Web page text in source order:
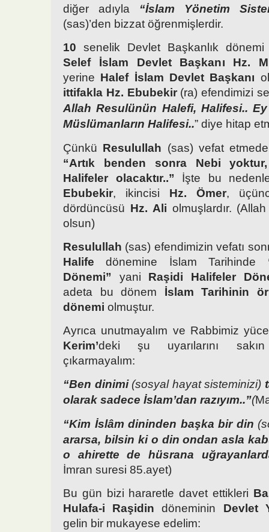
diğer adıyla
“İslam Yönetim
(sas)’den bizzat öğrenmişlerdir.
10 senelik Devlet Başkanlık
Selef İslam Devlet Başkanı Hz.
yerine Halef İslam Devlet Başkanı
ittifakla Hz. Ebubekir(ra) efendimizi
Allah Resulünün Halefi, Halifesi..
Müslümanların Halifesi..” diye hitap
Çünkü Resulullah (sas) vefat
“Artık benden sonra Nebi yoktur,
Halifeler olacaktır..” İşte bu
Ebubekir, ikincisi Hz. Ömer,
dördüncüsü Hz. Ali olmuşlardır.
olsun)
Resulullah (sas) efendimizin vefatı
Halife dönemine İslam Tarihinde
Dönemi” yani Raşidi Halifeler
adeta bu dönem İslam Tarihinin
dönemi olmuştur.
Ayrıca unutmayalım ve Rabbimiz
Kerim’deki şu uyarılarını
çıkarmayalım:
“Ben dinimi (sosyal hayat sisteminizi)
olarak sadece İslam’dan razıyım..”(
“Kim İslâm dininden başka bir din
ararsa, bilsin ki o din ondan asla
o ahirette de hüsrana
İmran suresi 85.ayet)
Bu gün bizi hararetle davet ettikleri
Hulafa-i Raşidin döneminin Devlet
gelin bir mukayese edelim: